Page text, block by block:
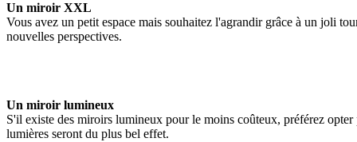
Un miroir XXL
Vous avez un petit espace mais souhaitez l'agrandir grâce à un joli
nouvelles perspectives.
Un miroir lumineux
S'il existe des miroirs lumineux pour le moins coûteux, préférez
lumières seront du plus bel effet.